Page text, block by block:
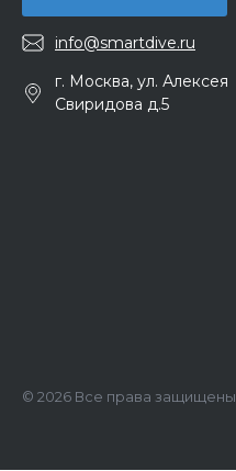
info@smartdive.ru
г. Москва, ул. Алексея
Свиридова д.5
© 2026 Все права защищены